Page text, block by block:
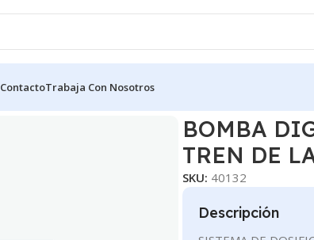
ContactoTrabaja Con Nosotros
BOMBA
TREN DE
SKU: 40132
Descripción